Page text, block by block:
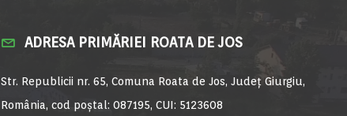
ADRESA PRIMĂRIEI ROATA DE JOS
Str. Republicii nr. 65, Comuna Roata de Jos, Județ Giurgiu,
România, cod poștal: 087195, CUI: 5123608